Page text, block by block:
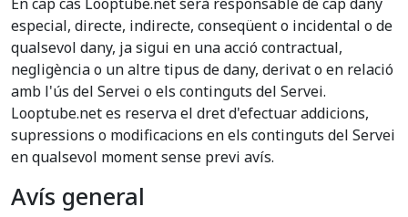
especial, directe, indirecte, conseqüent o incidental o de
qualsevol dany, ja sigui en una acció contractual,
negligència o un altre tipus de dany, derivat o en relació
amb l'ús del Servei o els continguts del Servei.
Looptube.net es reserva el dret d'efectuar addicions,
supressions o modificacions en els continguts del Servei
en qualsevol moment sense previ avís.
Avís general